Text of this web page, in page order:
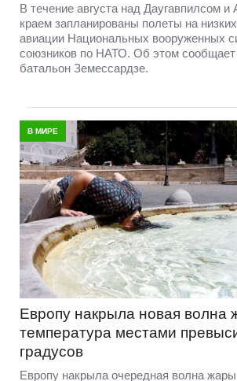
В течение августа над Даугавпилсом и
краем запланированы полеты на
авиации Национальных вооруженных
союзников по НАТО. Об этом сообщает
батальон Земессардзе.
В МИРЕ
Европу накрыла новая волна
температура местами
градусов
Европу накрыла очередная волна